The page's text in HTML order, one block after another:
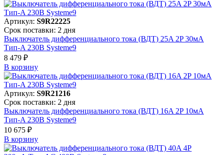
Артикул: S9R22225
Срок поставки: 2 дня
Выключатель дифференциального тока (ВДТ) 25A 2P 30мА
Тип-A 230В Systeme9
8 479 ₽
В корзинy
Артикул: S9R21216
Срок поставки: 2 дня
Выключатель дифференциального тока (ВДТ) 16A 2P 10мА
Тип-A 230В Systeme9
10 675 ₽
В корзинy